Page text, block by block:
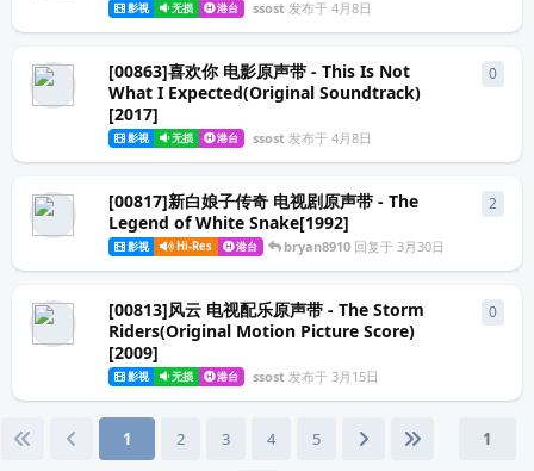
影视 无损 港台 ssost 发布于4月8日
[00863]喜欢你 电影原声带 - This Is Not
What I Expected(Original Soundtrack)
[2017]
影视 无损 港台 ssost 发布于4月8日
0
[00817]新白娘子传奇 电视剧原声带 - The
Legend of White Snake[1992]
影视 Hi-Res 港台 bryan8910 回复于3月30日
2
[00813]风云 电视配乐原声带 - The Storm
Riders(Original Motion Picture Score)
[2009]
影视 无损 港台 ssost 发布于3月15日
0
1 2 3 4 5